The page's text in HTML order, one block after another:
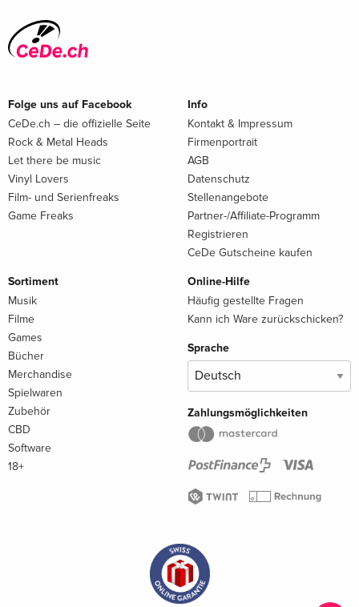
Folge uns auf Facebook
CeDe.ch – die offizielle Seite
Rock & Metal Heads
Let there be music
Vinyl Lovers
Film- und Serienfreaks
Game Freaks
Info
Kontakt & Impressum
Firmenportrait
AGB
Datenschutz
Stellenangebote
Partner-/Affiliate-Programm
Registrieren
CeDe Gutscheine kaufen
Sortiment
Musik
Filme
Games
Bücher
Merchandise
Spielwaren
Zubehör
CBD
Software
18+
Online-Hilfe
Häufig gestellte Fragen
Kann ich Ware zurückschicken?
Sprache
Zahlungsmöglichkeiten